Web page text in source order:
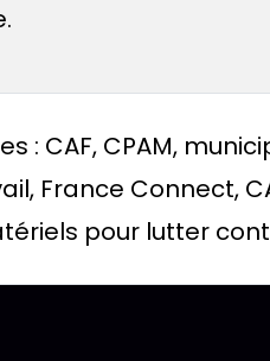
: CAF, CPAM,
France Connect,
pour lutter